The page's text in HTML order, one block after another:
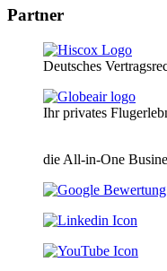
Partner
Deutsches
Ihr privates
die All-in-One